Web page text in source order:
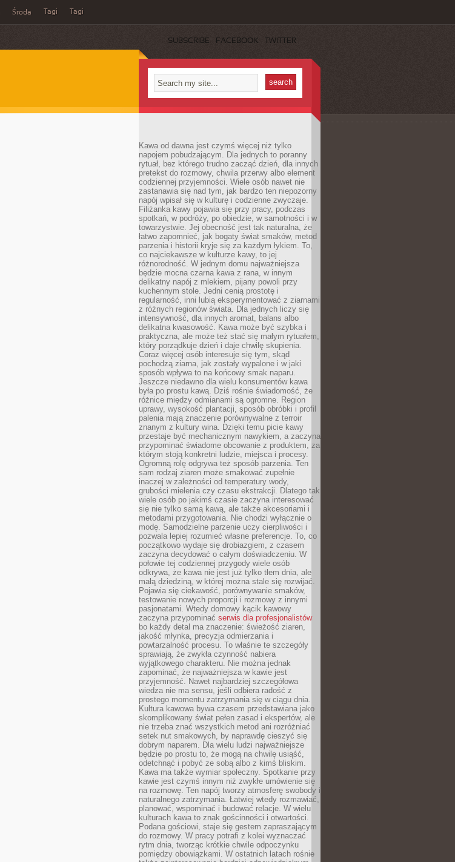
Środa Tagi Tagi
SUBSCRIBE FACEBOOK TWITTER
Kawa od dawna jest czymś więcej niż tylko
napojem pobudzającym. Dla jednych to poranny
rytuał, bez którego trudno zacząć dzień, dla innych
pretekst do rozmowy, chwila przerwy albo element
codziennej przyjemności. Wiele osób nawet nie
zastanawia się nad tym, jak bardzo ten niepozorny
napój wpisał się w kulturę i codzienne zwyczaje.
Filiżanka kawy pojawia się przy pracy, podczas
spotkań, w podróży, po obiedzie, w samotności i w
towarzystwie. Jej obecność jest tak naturalna, że
łatwo zapomnieć, jak bogaty świat smaków, metod
parzenia i historii kryje się za każdym łykiem. To,
co najciekawsze w kulturze kawy, to jej
różnorodność. W jednym domu najważniejsza
będzie mocna czarna kawa z rana, w innym
delikatny napój z mlekiem, pijany powoli przy
kuchennym stole. Jedni cenią prostotę i
regularność, inni lubią eksperymentować z ziarnami
z różnych regionów świata. Dla jednych liczy się
intensywność, dla innych aromat, balans albo
delikatna kwasowość. Kawa może być szybka i
praktyczna, ale może też stać się małym rytuałem,
który porządkuje dzień i daje chwilę skupienia.
Coraz więcej osób interesuje się tym, skąd
pochodzą ziarna, jak zostały wypalone i w jaki
sposób wpływa to na końcowy smak naparu.
Jeszcze niedawno dla wielu konsumentów kawa
była po prostu kawą. Dziś rośnie świadomość, że
różnice między odmianami są ogromne. Region
uprawy, wysokość plantacji, sposób obróbki i profil
palenia mają znaczenie porównywalne z terroir
znanym z kultury wina. Dzięki temu picie kawy
przestaje być mechanicznym nawykiem, a zaczyna
przypominać świadome obcowanie z produktem, za
którym stoją konkretni ludzie, miejsca i procesy.
Ogromną rolę odgrywa też sposób parzenia. Ten
sam rodzaj ziaren może smakować zupełnie
inaczej w zależności od temperatury wody,
grubości mielenia czy czasu ekstrakcji. Dlatego tak
wiele osób po jakimś czasie zaczyna interesować
się nie tylko samą kawą, ale także akcesoriami i
metodami przygotowania. Nie chodzi wyłącznie o
modę. Samodzielne parzenie uczy cierpliwości i
pozwala lepiej rozumieć własne preferencje. To, co
początkowo wydaje się drobiazgiem, z czasem
zaczyna decydować o całym doświadczeniu. W
połowie tej codziennej przygody wiele osób
odkrywa, że kawa nie jest już tylko tłem dnia, ale
małą dziedziną, w której można stale się rozwijać.
Pojawia się ciekawość, porównywanie smaków,
testowanie nowych proporcji i rozmowy z innymi
pasjonatami. Wtedy domowy kącik kawowy
zaczyna przypominać serwis dla profesjonalistów
bo każdy detal ma znaczenie: świeżość ziaren,
jakość młynka, precyzja odmierzania i
powtarzalność procesu. To właśnie te szczegóły
sprawiają, że zwykła czynność nabiera
wyjątkowego charakteru. Nie można jednak
zapominać, że najważniejsza w kawie jest
przyjemność. Nawet najbardziej szczegółowa
wiedza nie ma sensu, jeśli odbiera radość z
prostego momentu zatrzymania się w ciągu dnia.
Kultura kawowa bywa czasem przedstawiana jako
skomplikowany świat pełen zasad i ekspertów, ale
nie trzeba znać wszystkich metod ani rozróżniać
setek nut smakowych, by naprawdę cieszyć się
dobrym naparem. Dla wielu ludzi najważniejsze
będzie po prostu to, że mogą na chwilę usiąść,
odetchnąć i pobyć ze sobą albo z kimś bliskim.
Kawa ma także wymiar społeczny. Spotkanie przy
kawie jest czymś innym niż zwykłe umówienie się
na rozmowę. Ten napój tworzy atmosferę swobody i
naturalnego zatrzymania. Łatwiej wtedy rozmawiać,
planować, wspominać i budować relacje. W wielu
kulturach kawa to znak gościnności i otwartości.
Podana gościowi, staje się gestem zapraszającym
do rozmowy. W pracy potrafi z kolei wyznaczać
rytm dnia, tworząc krótkie chwile odpoczynku
pomiędzy obowiązkami. W ostatnich latach rośnie